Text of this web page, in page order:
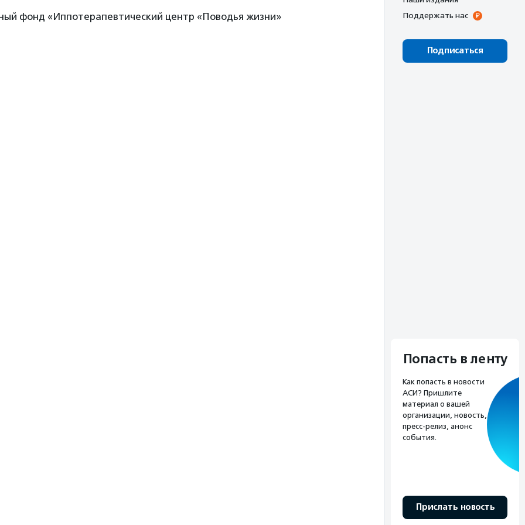
фонд «Иппотерапевтический центр «Поводья жизни»
Поддержать нас
Подписаться
Попасть в ленту
Как попасть в новости
АСИ? Пришлите
материал о вашей
организации, новость,
пресс-релиз, анонс
события.
Прислать новость